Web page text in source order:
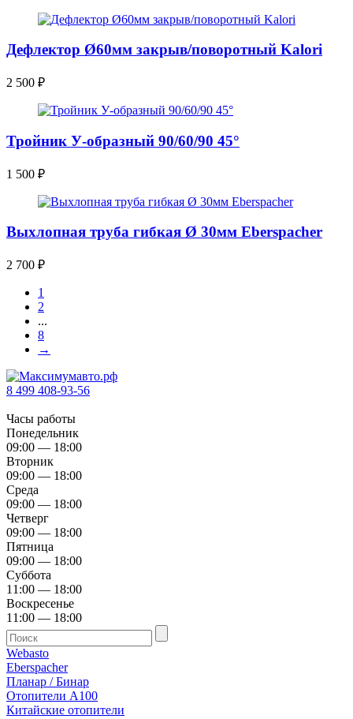
Дефлектор Ø60мм закрыв/поворотный Kalori
2 500 ₽
Тройник У-образный 90/60/90 45°
1 500 ₽
Выхлопная труба гибкая Ø 30мм Eberspacher
2 700 ₽
1
2
...
8
→
8 499 408-93-56
Часы работы
Понедельник
09:00 — 18:00
Вторник
09:00 — 18:00
Среда
09:00 — 18:00
Четверг
09:00 — 18:00
Пятница
09:00 — 18:00
Суббота
11:00 — 18:00
Воскресенье
11:00 — 18:00
Webasto
Eberspacher
Планар / Бинар
Отопители А100
Китайские отопители